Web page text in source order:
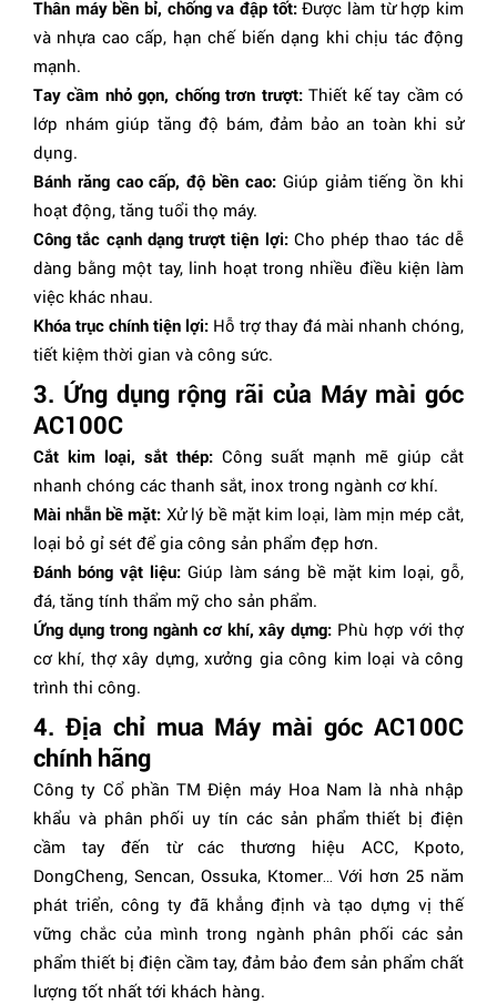
Thân máy bền bỉ, chống va đập tốt:Được làm từ hợp kim
và nhựa cao cấp, hạn chế biến dạng khi chịu tác động
mạnh.
Tay cầm nhỏ gọn, chống trơn trượt:Thiết kế tay cầm có
lớp nhám giúp tăng độ bám, đảm bảo an toàn khi sử
dụng.
Bánh răng cao cấp, độ bền cao: Giúp giảm tiếng ồn khi
hoạt động, tăng tuổi thọ máy.
Công tắc cạnh dạng trượt tiện lợi: Cho phép thao tác dễ
dàng bằng một tay, linh hoạt trong nhiều điều kiện làm
việc khác nhau.
Khóa trục chính tiện lợi: Hỗ trợ thay đá mài nhanh chóng,
tiết kiệm thời gian và công sức.
3. Ứng dụng rộng rãi của Máy mài góc
AC100C
Cắt kim loại, sắt thép: Công suất mạnh mẽ giúp cắt
nhanh chóng các thanh sắt, inox trong ngành cơ khí.
Mài nhẵn bề mặt: Xử lý bề mặt kim loại, làm mịn mép cắt,
loại bỏ gỉ sét để gia công sản phẩm đẹp hơn.
Đánh bóng vật liệu:Giúp làm sáng bề mặt kim loại, gỗ,
đá, tăng tính thẩm mỹ cho sản phẩm.
Ứng dụng trong ngành cơ khí, xây dựng: Phù hợp với thợ
cơ khí, thợ xây dựng, xưởng gia công kim loại và công
trình thi công.
4. Địa chỉ mua Máy mài góc AC100C
chính hãng
Công ty Cổ phần TM Điện máy Hoa Nam là nhà nhập
khẩu và phân phối uy tín các sản phẩm thiết bị điện
cầm tay đến từ các thương hiệu ACC, Kpoto,
DongCheng, Sencan, Ossuka, Ktomer… Với hơn 25 năm
phát triển, công ty đã khẳng định và tạo dựng vị thế
vững chắc của mình trong ngành phân phối các sản
phẩm thiết bị điện cầm tay, đảm bảo đem sản phẩm chất
lượng tốt nhất tới khách hàng.